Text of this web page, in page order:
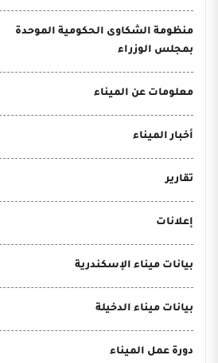
منظومة الشكاوى الحكومية الموحدة
بمجلس الوزراء
معلومات عن الميناء
أخبار الميناء
تقارير
إعلانات
بيانات ميناء الإسكندرية
بيانات ميناء الدخيلة
دورة عمل الميناء